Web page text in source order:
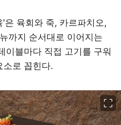
은 육회와 죽, 카르파치오,
까지 순서대로 이어지는
이블마다 직접 고기를 구워
소로 꼽힌다.